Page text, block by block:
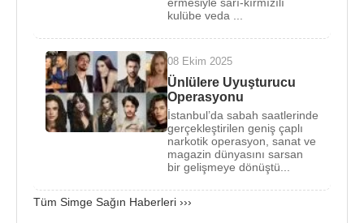
ve Simge tarafından hazırlandı.
yılından 2018 yılına kadar birlikte oldu.
Sağın
, 2020 yılından beri Aytaç Özgümüş ile birlikte
iken 2022 yılında ayrıldılar.
, 2019 yılındaOzan Doğulu'nun 130
Bpm Kreşendo albümünde yer alan "Ne Zamandır"
Albümleri :
kulübe veda ...
08 Ekim 2025
Ünlülere Uyuşturucu
Operasyonu
İstanbul’da sabah saatlerinde
gerçekleştirilen geniş çaplı
narkotik operasyon, sanat ve
magazin dünyasını sarsan
bir gelişmeye dönüştü...
Tüm Simge Sağın Haberleri ›››